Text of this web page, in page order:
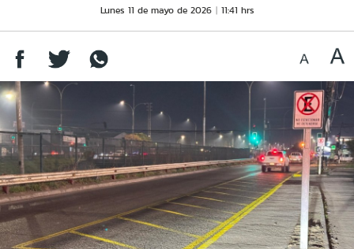
Lunes 11 de mayo de 2026 11:41 hrs